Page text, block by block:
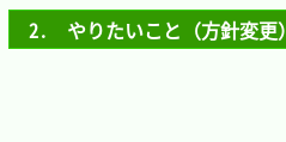
2.　やりたいこと（方針変更）